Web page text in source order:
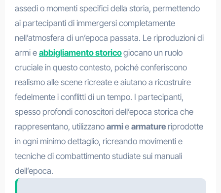
assedi o momenti specifici della storia, permettendo
ai partecipanti di immergersi completamente
nell’atmosfera di un’epoca passata. Le riproduzioni di
armi e abbigliamento storicogiocano un ruolo
cruciale in questo contesto, poiché conferiscono
realismo alle scene ricreate e aiutano a ricostruire
fedelmente i conflitti di un tempo. I partecipanti,
spesso profondi conoscitori dell’epoca storica che
rappresentano, utilizzano armie armature riprodotte
in ogni minimo dettaglio, ricreando movimenti e
tecniche di combattimento studiate sui manuali
dell’epoca.